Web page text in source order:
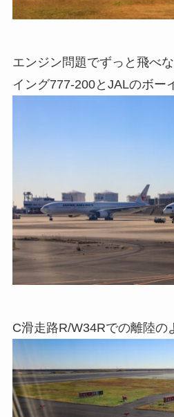
エンジン問題でずっと飛べ
イング777-200とJALのボー
C滑走路R/W34Rでの離陸の